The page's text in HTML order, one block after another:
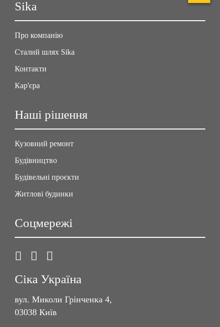
Sika
Про компанію
Сталий шлях Sika
Контакти
Кар'єра
Наші рішення
Кузовний ремонт
Будівництво
Будівельні проєкти
Житлові будинки
Соцмережі
Сіка Україна
вул. Миколи Грінченка 4,
03038 Київ